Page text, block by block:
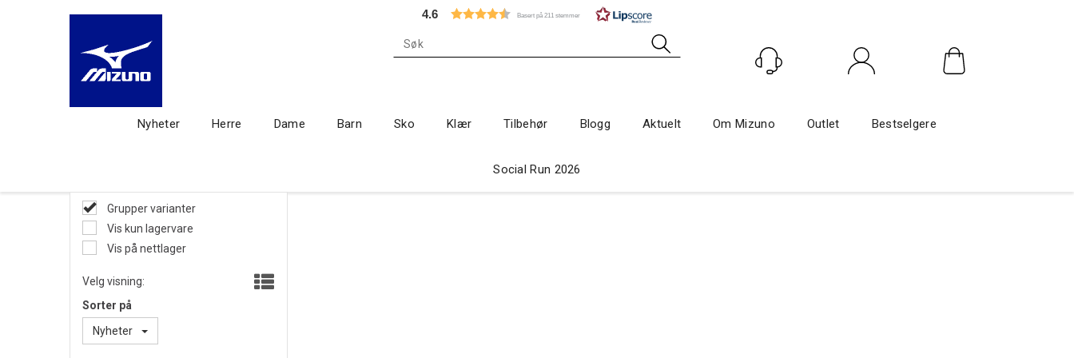
4.6 Basert på 211 stemmer
Nyheter Herre Dame Barn Sko Klær Tilbehør Blogg Aktuelt Om Mizuno Outlet Bestselgere
Social Run 2026
Grupper varianter
Vis kun lagervare
Vis på nettlager
Velg visning:
Sorter på
Nyheter